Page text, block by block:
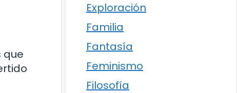
que
Exploración
Familia
Fantasía
Feminismo
Filosofía